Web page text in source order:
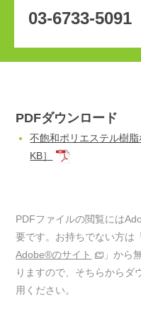
03-6733-5091
PDFダウンロード
不飽和ポリエステル樹
KB］
PDFファイルの閲覧には
要です。お持ちでない方は「
Adobe®のサイト
」から
りますので、そちらからダ
用ください。